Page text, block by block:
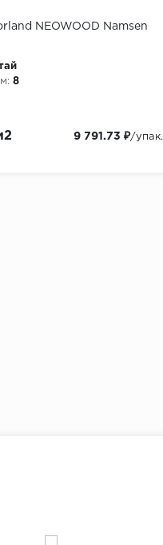
NEOWOOD Namsen
8
9 791.73 ₽/упак.